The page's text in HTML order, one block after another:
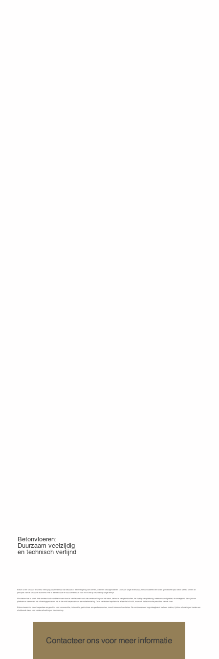
Betonvloeren:
Duurzaam veelzijdig
en technisch verfijnd
Beton is een circulair en uiterst veelzijdig bouwmateriaal dat bestaat uit een mengeling van cement, water en toeslagmiddelen. Door zijn lange levensduur, herbruikbaarheid en lokale grondstoffen past beton perfect binnen de
principes van de circulaire economie. Het is een bewuste en duurzame keuze voor wie inzet op kwaliteit op lange termijn.
Elke betonvloer is uniek. Het eindresultaat wordt beïnvloed door tal van factoren zoals de samenstelling van het beton, de keuze van grondstoffen, het tijdstip van plaatsing, weersomstandigheden, de ondergrond, de wijze van
plaatsen en bewerken, het uithardingsproces en het al dan niet toepassen van een nabehandeling. Deze variabelen bepalen niet alleen het uitzicht, maar ook de technische prestaties van de vloer.
Betonvloeren zijn breed toepasbaar en geschikt voor commerciële-, industriële-, particuliere- en openbare ruimtes, zowel interieur als exterieur. Ze combineren een hoge draagkracht met een strakke, tijdloze uitstraling en bieden een
uitstekende basis voor verdere afwerking en bescherming.
Contacteer ons voor meer informatie